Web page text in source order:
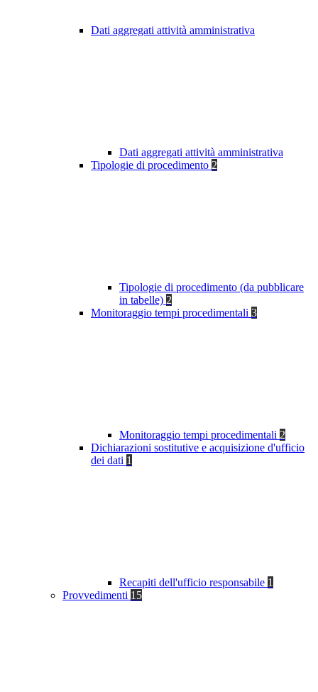
Dati aggregati attività amministrativa
Dati aggregati attività amministrativa
Tipologie di procedimento 2
Tipologie di procedimento (da pubblicare
in tabelle) 2
Monitoraggio tempi procedimentali 3
Monitoraggio tempi procedimentali 2
Dichiarazioni sostitutive e acquisizione d'ufficio
dei dati 1
Recapiti dell'ufficio responsabile 1
Provvedimenti 15